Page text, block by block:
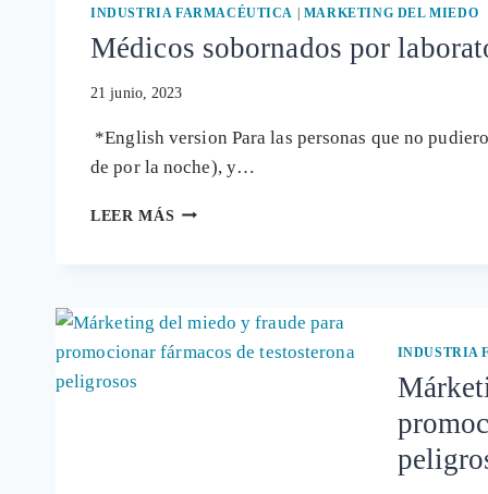
INDUSTRIA FARMACÉUTICA MARKETING DEL MIEDO
Médicos sobornados por
21 junio, 2023
*English version Para las personas que no
de por la noche), y…
LEER MÁS MÉDICOS
INDUSTRIA